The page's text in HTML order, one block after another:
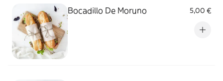
Bocadillo De Moruno 5,00 €